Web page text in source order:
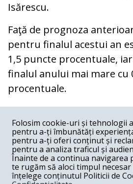
Isărescu.
Faţă de prognoza
pentru finalul acestui an
1,5 puncte procentuale,
finalul anului mai mare cu
procentuale.
COMENTARII
Nume
Email
Folosim cookie-uri și tehnologii
pentru a-ți îmbunătăți
pentru a-ți oferi conținut și
pentru a analiza traficul și
Înainte de a continua navigarea
te rugăm să aloci timpul
înțelege conținutul Politicii de